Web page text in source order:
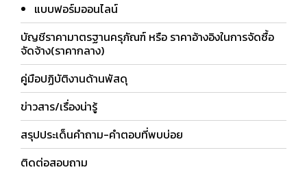
แบบฟอร์มออนไลน์
บัญชีราคามาตรฐานครุภัณฑ์ หรือ ราคาอ้างอิงในการจัดซื้อ
จัดจ้าง(ราคากลาง)
คู่มือปฏิบัติงานด้านพัสดุ
ข่าวสาร/เรื่องน่ารู้
สรุปประเด็นคำถาม-คำตอบที่พบบ่อย
ติดต่อสอบถาม